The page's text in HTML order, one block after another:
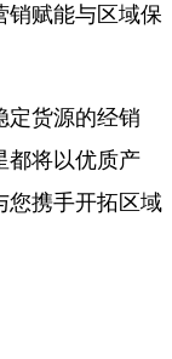
销赋能与区域保
定货源的经销
都将以优质产
您携手开拓区域